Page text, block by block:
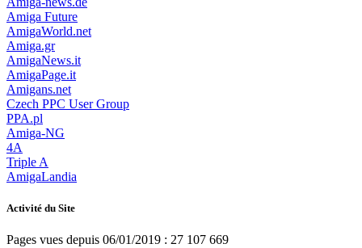
Amiga Future
AmigaWorld.net
Amiga.gr
AmigaNews.it
AmigaPage.it
Amigans.net
Czech PPC User Group
PPA.pl
Amiga-NG
4A
Triple A
AmigaLandia
Activité du Site
Pages vues depuis 06/01/2019 : 27 107 669